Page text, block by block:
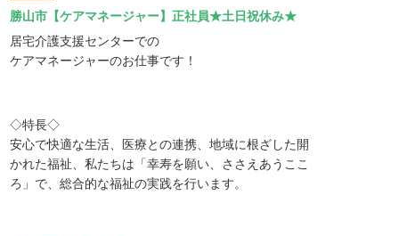
勝山市【ケアマネージャー】正社員★土日祝休み★
居宅介護支援センターでの
ケアマネージャーのお仕事です！
◇特長◇
安心で快適な生活、医療との連携、地域に根ざした開
かれた福祉、私たちは「幸寿を願い、ささえあうここ
ろ」で、総合的な福祉の実践を行います。